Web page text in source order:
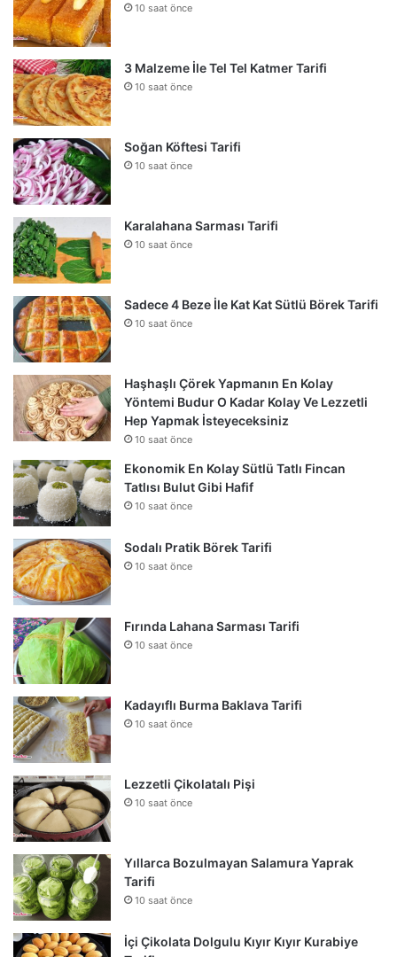
10 saat önce
3 Malzeme İle Tel Tel Katmer Tarifi
10 saat önce
Soğan Köftesi Tarifi
10 saat önce
Karalahana Sarması Tarifi
10 saat önce
Sadece 4 Beze İle Kat Kat Sütlü Börek Tarifi
10 saat önce
Haşhaşlı Çörek Yapmanın En Kolay
Yöntemi Budur O Kadar Kolay Ve Lezzetli
Hep Yapmak İsteyeceksiniz
10 saat önce
Ekonomik En Kolay Sütlü Tatlı Fincan
Tatlısı Bulut Gibi Hafif
10 saat önce
Sodalı Pratik Börek Tarifi
10 saat önce
Fırında Lahana Sarması Tarifi
10 saat önce
Kadayıflı Burma Baklava Tarifi
10 saat önce
Lezzetli Çikolatalı Pişi
10 saat önce
Yıllarca Bozulmayan Salamura Yaprak
Tarifi
10 saat önce
İçi Çikolata Dolgulu Kıyır Kıyır Kurabiye